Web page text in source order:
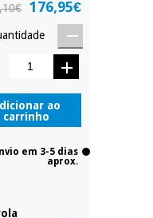
176,95€
ao
carrinho
em 3-5 dias
aprox.